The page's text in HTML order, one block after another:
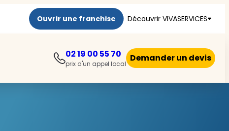
Ouvrir une franchise Découvrir VIVASERVICES
02 19 00 55 70
prix d'un appel local
Demander un devis